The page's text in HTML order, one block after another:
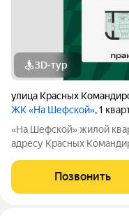
3D-тур
улица Красных
ЖК «На Шефской», 1
«На Шефской» жилой квартал от Практики на Эльмаше, по
адресу Красных
логистики: рядом
центры дополнительного
Позвонить